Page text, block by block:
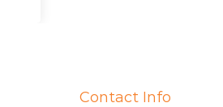
Contact Info